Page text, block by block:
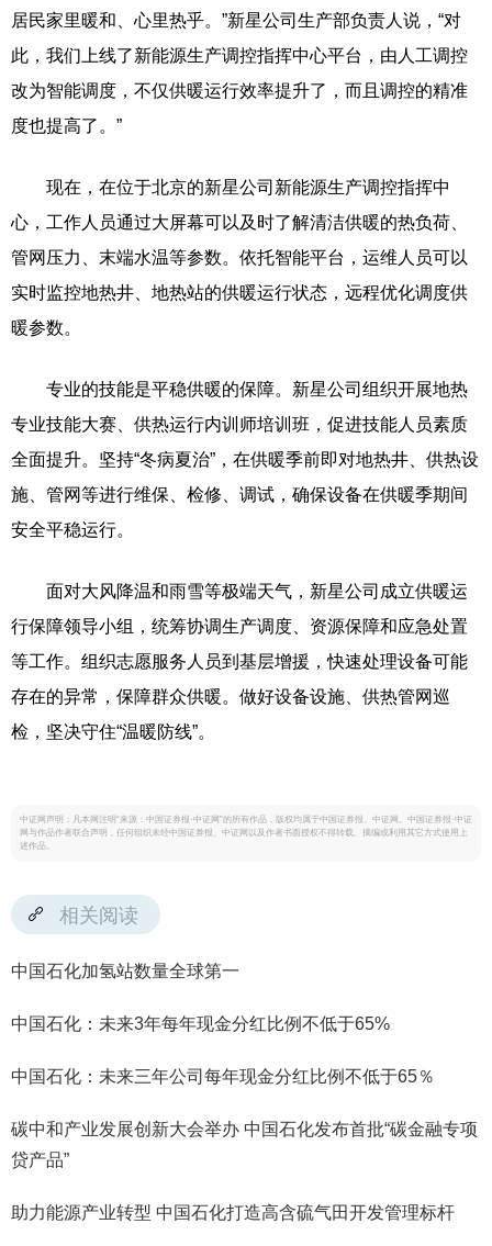
居民家里暖和、心里热乎。”新星公司生产部负责人说，“对
此，我们上线了新能源生产调控指挥中心平台，由人工调控
改为智能调度，不仅供暖运行效率提升了，而且调控的精准
度也提高了。”
现在，在位于北京的新星公司新能源生产调控指挥中
心，工作人员通过大屏幕可以及时了解清洁供暖的热负荷、
管网压力、末端水温等参数。依托智能平台，运维人员可以
实时监控地热井、地热站的供暖运行状态，远程优化调度供
暖参数。
专业的技能是平稳供暖的保障。新星公司组织开展地热
专业技能大赛、供热运行内训师培训班，促进技能人员素质
全面提升。坚持“冬病夏治”，在供暖季前即对地热井、供热设
施、管网等进行维保、检修、调试，确保设备在供暖季期间
安全平稳运行。
面对大风降温和雨雪等极端天气，新星公司成立供暖运
行保障领导小组，统筹协调生产调度、资源保障和应急处置
等工作。组织志愿服务人员到基层增援，快速处理设备可能
存在的异常，保障群众供暖。做好设备设施、供热管网巡
检，坚决守住“温暖防线”。
中证网声明：凡本网注明“来源：中国证券报·中证网”的所有作品，版权均属于中国证券报、中证网。中国证券报·中证
网与作品作者联合声明，任何组织未经中国证券报、中证网以及作者书面授权不得转载、摘编或利用其它方式使用上
述作品。
相关阅读
中国石化加氢站数量全球第一
中国石化：未来3年每年现金分红比例不低于65%
中国石化：未来三年公司每年现金分红比例不低于65％
碳中和产业发展创新大会举办 中国石化发布首批“碳金融专项
贷产品”
助力能源产业转型 中国石化打造高含硫气田开发管理标杆